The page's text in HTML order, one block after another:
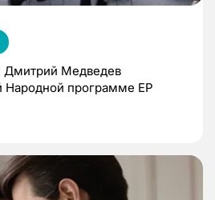
Дмитрий Медведев
Народной программе ЕР